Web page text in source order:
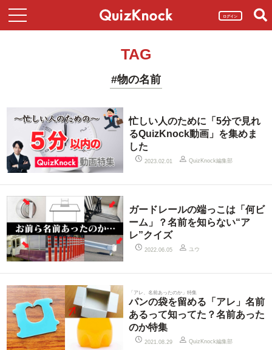
ログイン
TAG
#物の名前
忙しい人のために「5分で見れ
るQuizKnock動画」を集めま
した
2023.02.01 QuizKnock編集部
ガードレールの端っこは「何ビ
ーム」？名前を知らない“ア
レ”クイズ
2022.06.05 ユウ
「アレ、名前あったのか」特集
パンの袋を留める「アレ」名前
あるって知ってた？名前あった
のか特集
2021.08.29 QuizKnock編集部